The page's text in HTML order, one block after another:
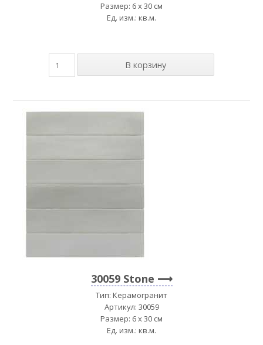
Размер: 6 x 30 см
Ед. изм.: кв.м.
30059 Stone
Тип: Керамогранит
Артикул: 30059
Размер: 6 x 30 см
Ед. изм.: кв.м.